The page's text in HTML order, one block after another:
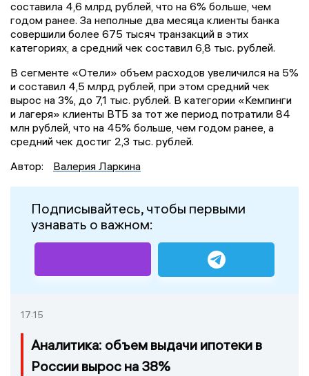
составила 4,6 млрд рублей, что на 6% больше, чем
годом ранее. За неполные два месяца клиенты банка
совершили более 675 тысяч транзакций в этих
категориях, а средний чек составил 6,8 тыс. рублей.
В сегменте «Отели» объем расходов увеличился на 5%
и составил 4,5 млрд рублей, при этом средний чек
вырос на 3%, до 7,1 тыс. рублей. В категории «Кемпинги
и лагеря» клиенты ВТБ за тот же период потратили 84
млн рублей, что на 45% больше, чем годом ранее, а
средний чек достиг 2,3 тыс. рублей.
Автор:
Валерия Ларкина
Подписывайтесь, чтобы первыми
узнавать о важном:
17:15
Аналитика: объем выдачи ипотеки в
России вырос на 38%